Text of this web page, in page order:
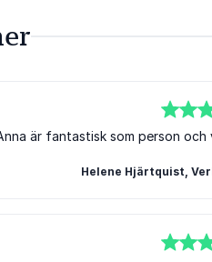
är fantastisk som person
Helene Hjärtquist,